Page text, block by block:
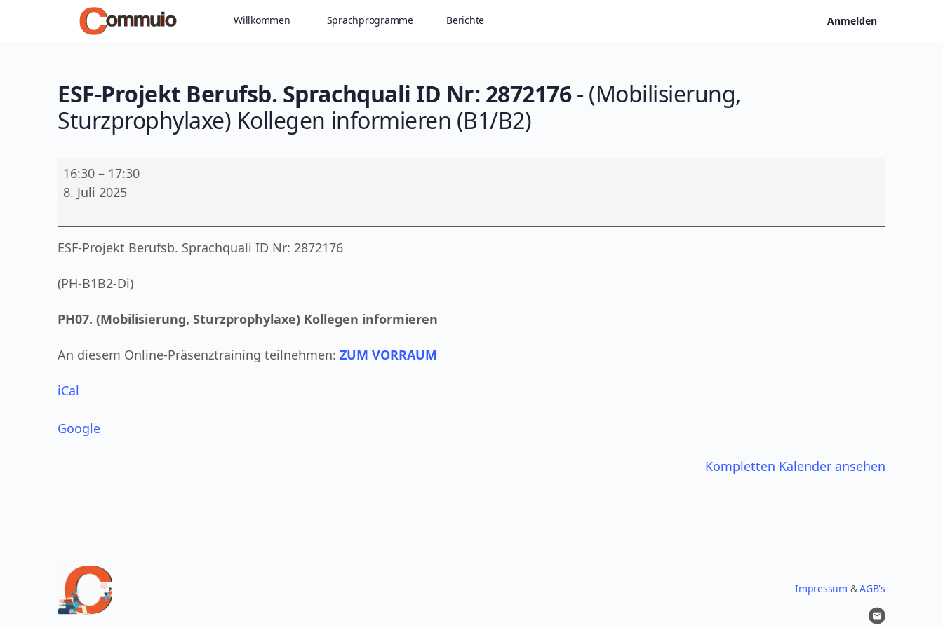
Willkommen Sprachprogramme Berichte Anmelden
ESF-Projekt Berufsb. Sprachquali ID Nr: 2872176- (Mobilisierung,
Sturzprophylaxe) Kollegen informieren (B1/B2)
ESF-
Projekt
Berufsb.
Sprachquali
ID
2872176
(Mobilisierung,
Kollegen
(B1/B2)
16:30 – 17:30
8. Juli 2025
ESF-Projekt Berufsb. Sprachquali ID Nr: 2872176
(PH-B1B2-Di)
PH07. (Mobilisierung, Sturzprophylaxe) Kollegen informieren
An diesem Online-Präsenztraining teilnehmen: ZUM VORRAUM
iCal
Google
Kompletten Kalender ansehen
Impressum &AGB's